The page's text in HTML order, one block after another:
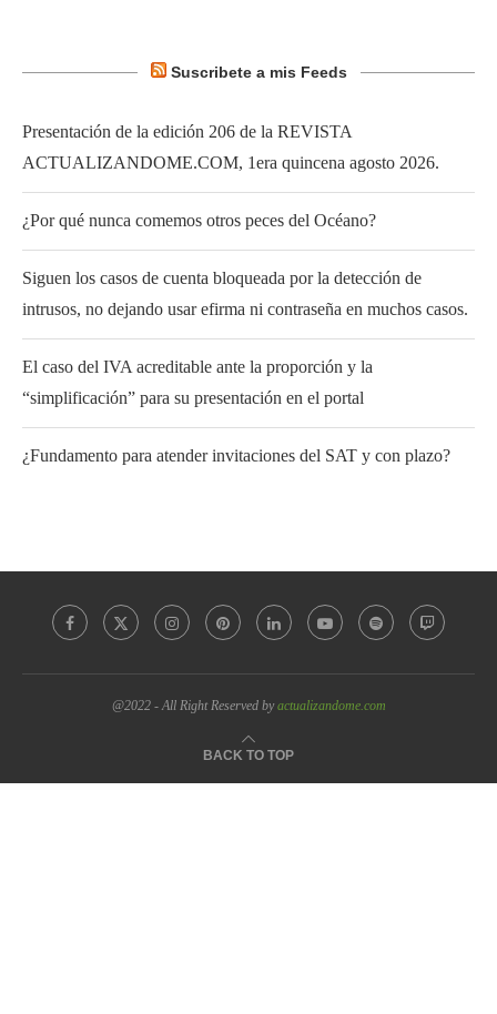
Suscribete a mis Feeds
Presentación de la edición 206 de la REVISTA
ACTUALIZANDOME.COM, 1era quincena agosto 2026.
¿Por qué nunca comemos otros peces del Océano?
Siguen los casos de cuenta bloqueada por la detección de
intrusos, no dejando usar efirma ni contraseña en muchos casos.
El caso del IVA acreditable ante la proporción y la
“simplificación” para su presentación en el portal
¿Fundamento para atender invitaciones del SAT y con plazo?
@2022 - All Right Reserved byactualizandome.com
BACK TO TOP